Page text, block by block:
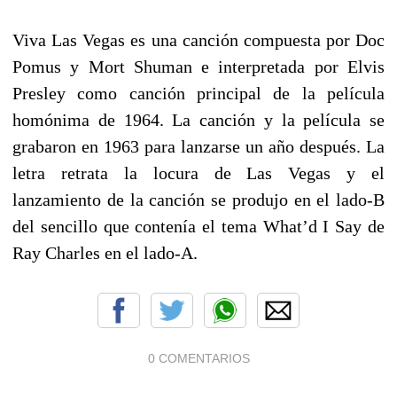
Viva Las Vegas es una canción compuesta por Doc
Pomus y Mort Shuman​ e interpretada por Elvis
Presley como canción principal de la película
homónima de 1964. La canción y la película se
grabaron en 1963 para lanzarse un año después. La
letra retrata la locura de Las Vegas y el
lanzamiento de la canción se produjo en el lado-B
del sencillo que contenía el tema What’d I Say de
Ray Charles en el lado-A.
0 COMENTARIOS